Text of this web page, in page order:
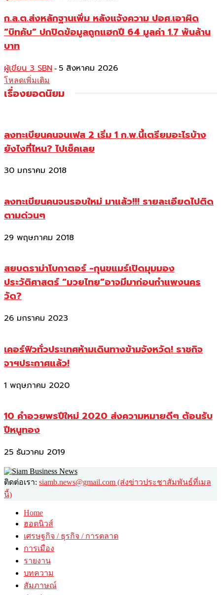
ก.ล.ต.ส่งหลักฐานเพิ่ม หลังแจ้งความ ปอศ.เอาผิด
“บิทคับ” ปกปิดข้อมูลถูกแฮกปี 64 มูลค่า 1.7 พันล้าน
บาท
ผู้เขียน 3 SBN - 5 สิงหาคม 2026
โหลดเพิ่มเติม
เรื่องยอดนิยม
ลงทะเบียนคนจนเฟส 2 เริ่ม 1 ก.พ.นี้เตรียมอะไรบ้าง
ยังไงที่ไหน? ไปเช็คเลย
30 มกราคม 2018
ลงทะเบียนคนจนรอบใหม่ มาแล้ว!!! รายละเอียดไปติด
ตามด่วนๆ
29 พฤษภาคม 2018
สยบดราม่าโบกาตอร์ -กุนขแมร์เปิดมุมมอง
ประวัติศาสตร์ “มวยไทย”อาจมีมาก่อนกำแพงนคร
วัด?
26 มกราคม 2023
เคอร์ฟิวทั่วประเทศห้ามเดินทางข้ามจังหวัด! ราชกิจ
จาฯประกาศแล้ว!
1 พฤษภาคม 2020
10 คำอวยพรปีใหม่ 2020 ส่งความหมายดีๆ ต้อนรับ
ปีหนูทอง
25 ธันวาคม 2019
ติดต่อเรา: siamb.news@gmail.com (ส่งข่าวประชาสัมพันธ์ที่เมล
นี้)
Home
ฮอตนิวส์
เศรษฐกิจ / ธุรกิจ / การตลาด
การเมือง
รายงาน
บทความ
สัมภาษณ์